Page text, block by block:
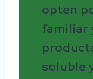
opten
familiar
soluble